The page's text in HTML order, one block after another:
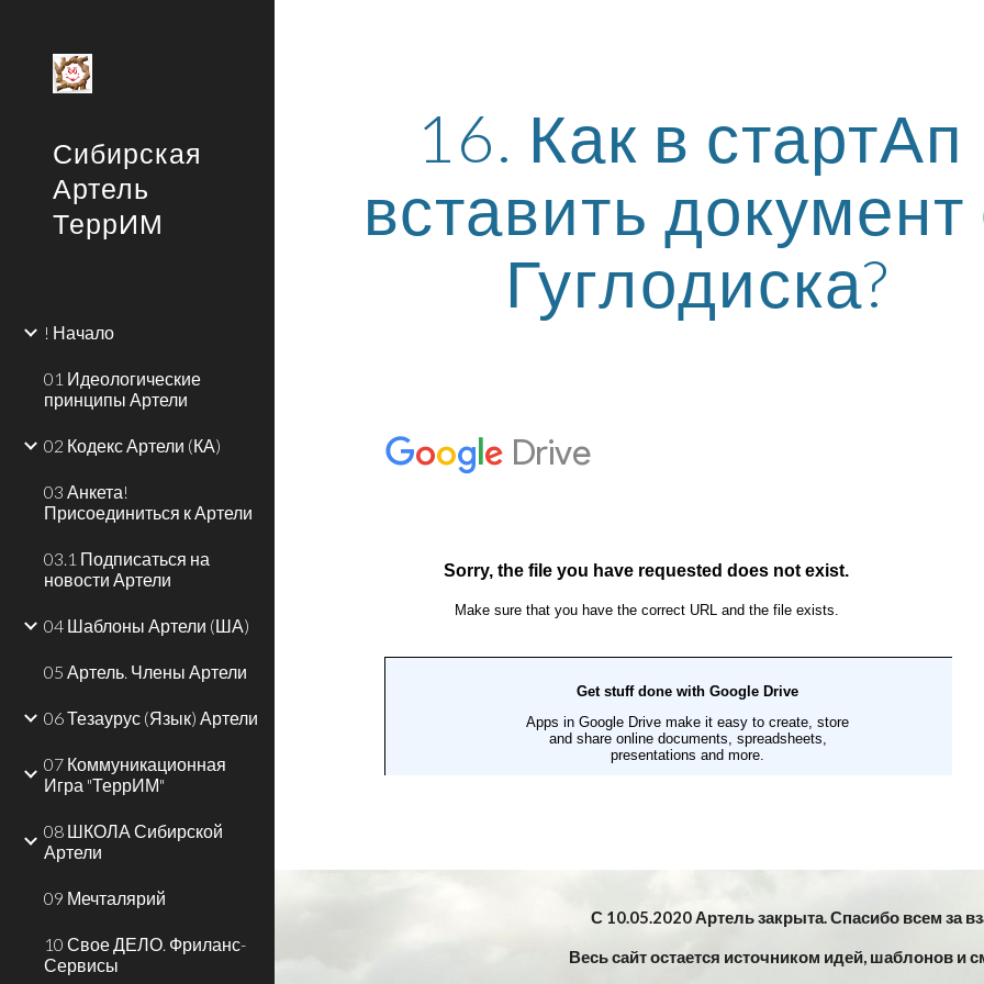
Сибирская
Артель
ТеррИМ
! Начало
01 Идеологические
принципы Артели
02 Кодекс Артели (КА)
03 Анкета!
Присоединиться к Артели
03.1 Подписаться на
новости Артели
04 Шаблоны Артели (ША)
05 Артель. Члены Артели
06 Тезаурус (Язык) Артели
07 Коммуникационная
Игра "ТеррИМ"
08 ШКОЛА Сибирской
Артели
09 Мечталярий
10 Свое ДЕЛО. Фриланс-
Сервисы
16. Как в стартАп
вставить документ
Гуглодиска?
С 10.05.2020 Артель закрыта. Спасибо всем за
Весь сайт остается источником идей, шаблонов и